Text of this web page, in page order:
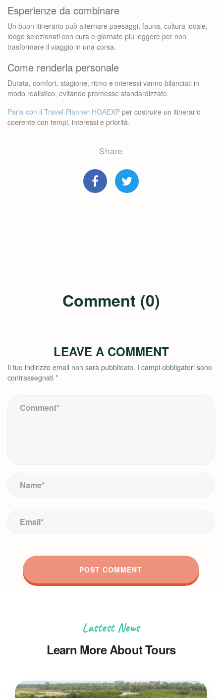
Esperienze da combinare
Un buon itinerario può alternare paesaggi, fauna, cultura locale,
lodge selezionati con cura e giornate più leggere per non
trasformare il viaggio in una corsa.
Come renderla personale
Durata, comfort, stagione, ritmo e interessi vanno bilanciati in
modo realistico, evitando promesse standardizzate.
Parla con il Travel Planner HOAEXP per costruire un itinerario
coerente con tempi, interessi e priorità.
Share
Comment (0)
LEAVE A COMMENT
Il tuo indirizzo email non sarà pubblicato. I campi obbligatori sono
contrassegnati *
Lastest News
Learn More About Tours